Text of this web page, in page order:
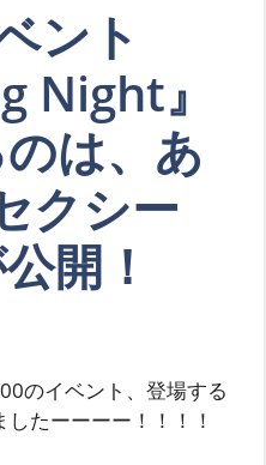
ント
Night』
は、あ
クシー
開！
のイベント、登場する
たーーーー！！！！